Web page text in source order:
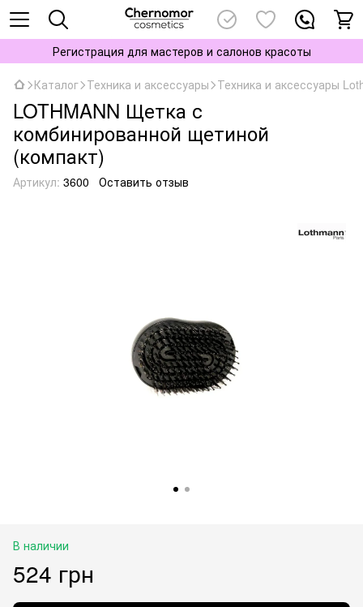
Регистрация для мастеров и салонов красоты
Каталог Техника и аксессуары Техника и аксессуары
LOTHMANN Щетка с
комбинированной щетиной
(компакт)
Артикул: 3600 Оставить отзыв
В наличии
524 грн